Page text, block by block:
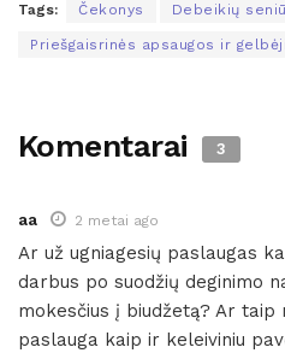
Tags: Čekonys Debeikių
Priešgaisrinės apsaugos ir
Komentarai 3
aa 2 metai ago
Ar už ugniagesių paslaugas
darbus po suodžių deginimo
mokesčius į biudžetą? Ar taip
paslauga kaip ir keleiviniu